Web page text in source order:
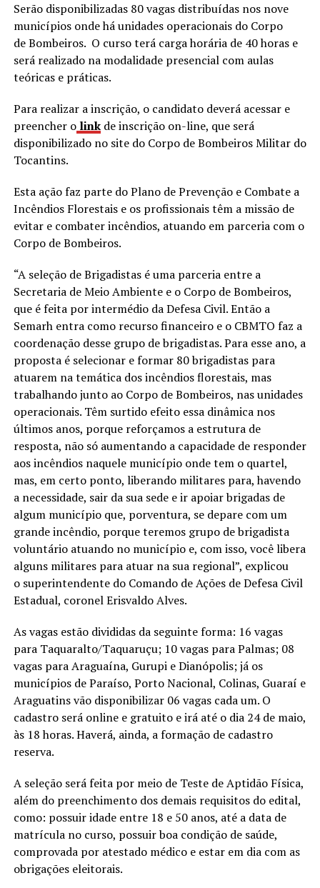
Serão disponibilizadas 80 vagas distribuídas nos nove
municípios onde há unidades operacionais do Corpo
de Bombeiros. O curso terá carga horária de 40 horas e
será realizado na modalidade presencial com aulas
teóricas e práticas.
Para realizar a inscrição, o candidato deverá acessar e
preencher o linkde inscrição on-line, que será
disponibilizado no site do Corpo de Bombeiros Militar do
Tocantins.
Esta ação faz parte do Plano de Prevenção e Combate a
Incêndios Florestais e os profissionais têm a missão de
evitar e combater incêndios, atuando em parceria com o
Corpo de Bombeiros.
“A seleção de Brigadistas é uma parceria entre a
Secretaria de Meio Ambiente e o Corpo de Bombeiros,
que é feita por intermédio da Defesa Civil. Então a
Semarh entra como recurso financeiro e o CBMTO faz a
coordenação desse grupo de brigadistas. Para esse ano, a
proposta é selecionar e formar 80 brigadistas para
atuarem na temática dos incêndios florestais, mas
trabalhando junto ao Corpo de Bombeiros, nas unidades
operacionais. Têm surtido efeito essa dinâmica nos
últimos anos, porque reforçamos a estrutura de
resposta, não só aumentando a capacidade de responder
aos incêndios naquele município onde tem o quartel,
mas, em certo ponto, liberando militares para, havendo
a necessidade, sair da sua sede e ir apoiar brigadas de
algum município que, porventura, se depare com um
grande incêndio, porque teremos grupo de brigadista
voluntário atuando no município e, com isso, você libera
alguns militares para atuar na sua regional”, explicou
o superintendente do Comando de Ações de Defesa Civil
Estadual, coronel Erisvaldo Alves.
As vagas estão divididas da seguinte forma: 16 vagas
para Taquaralto/Taquaruçu; 10 vagas para Palmas; 08
vagas para Araguaína, Gurupi e Dianópolis; já os
municípios de Paraíso, Porto Nacional, Colinas, Guaraí e
Araguatins vão disponibilizar 06 vagas cada um. O
cadastro será online e gratuito e irá até o dia 24 de maio,
às 18 horas. Haverá, ainda, a formação de cadastro
reserva.
A seleção será feita por meio de Teste de Aptidão Física,
além do preenchimento dos demais requisitos do edital,
como: possuir idade entre 18 e 50 anos, até a data de
matrícula no curso, possuir boa condição de saúde,
comprovada por atestado médico e estar em dia com as
obrigações eleitorais.